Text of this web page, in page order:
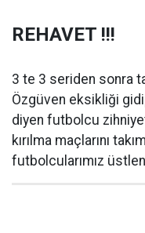
REHAVET !!!
3 te 3 seriden sonra
Özgüven eksikliği
diyen futbolcu
kırılma maçlarını
futbolcularımız